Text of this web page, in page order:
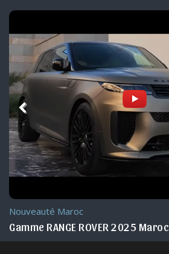
Nouveauté Maroc
Gamme RANGE ROVER 2025 Maroc